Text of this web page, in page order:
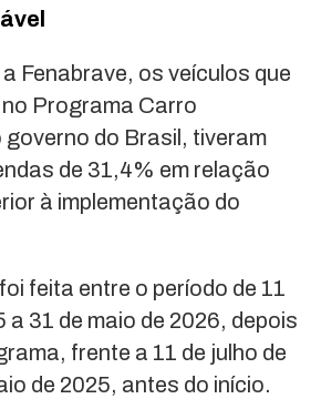
Fenabrave, os veículos que
Programa Carro
do Brasil, tiveram
de 31,4% em relação
à implementação do
feita entre o período de 11
a 31 de maio de 2026, depois
frente a 11 de julho de
de 2025, antes do início.